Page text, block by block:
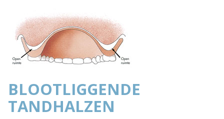
BLOOTLIGGENDE
TANDHALZEN